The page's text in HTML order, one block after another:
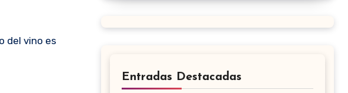
Entradas Destacadas